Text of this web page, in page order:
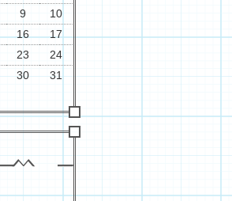
9
10
16
17
23
24
30
31